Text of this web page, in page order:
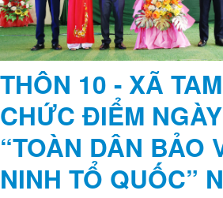
THÔN 10 - XÃ
CHỨC ĐIỂM
“TOÀN DÂN BẢO
NINH TỔ QUỐC”